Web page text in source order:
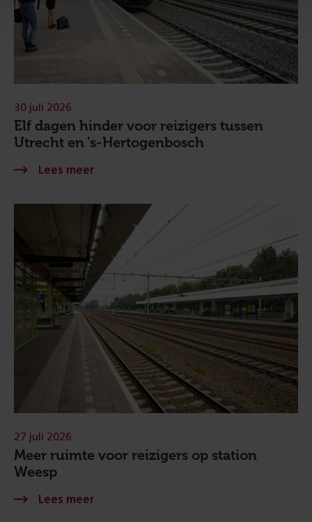
Elf dagen hinder voor reizigers tussen
Utrecht en ’s-Hertogenbosch
30 juli 2026
Meer ruimte voor reizigers op station
Weesp
27 juli 2026